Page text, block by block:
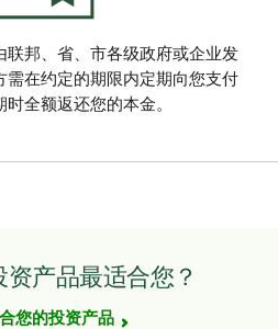
联邦、省、市各级政府或企业发
需在约定的期限内定期向您支付
全额返还您的本金。
产品最适合您？
您的投资产品